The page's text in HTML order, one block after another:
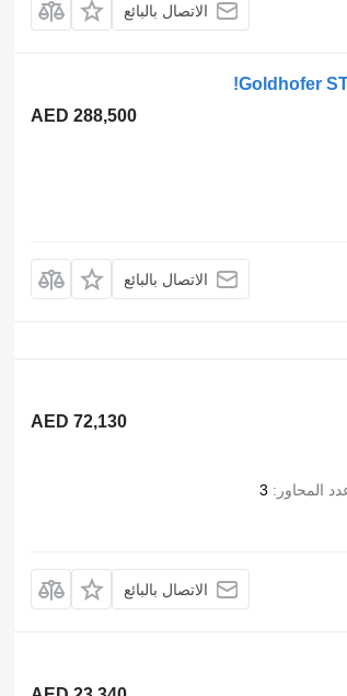
الاتصال بالبائع
Goldhofer
AED 288,500
الاتصال بالبائع
AED 72,130
المحاور 3
الاتصال بالبائع